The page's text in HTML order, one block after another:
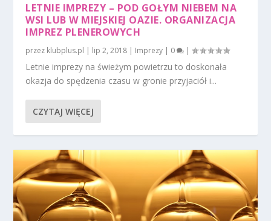
LETNIE IMPREZY – POD GOŁYM NIEBEM NA
WSI LUB W MIEJSKIEJ OAZIE. ORGANIZACJA
IMPREZ PLENEROWYCH
przez klubplus.pl | lip 2, 2018 | Imprezy | 0 |
Letnie imprezy na świeżym powietrzu to doskonała
okazja do spędzenia czasu w gronie przyjaciół i...
CZYTAJ WIĘCEJ